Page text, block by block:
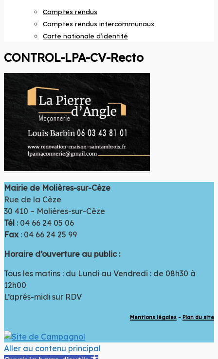
Comptes rendus
Comptes rendus intercommunaux
Carte nationale d’identité
Site
officiel de
la
commune
CONTROL-LPA-CV-Recto
Mairie de Molières-sur-Cèze
Rue de la Cèze
30 410 – Molières-sur-Cèze
Tél : 04 66 24 05 06
Fax : 04 66 24 25 99
Horaire d’ouverture au public :
Tous les matins : du Lundi au Vendredi : de 08h30 à
12h00
L’aprés-midi sur RDV
Mentions légales – Plan du site
Aller au contenu principal